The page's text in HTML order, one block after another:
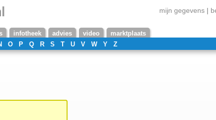
mijn gegevens
infotheek advies video
marktplaats
O P Q R S T U V W Y Z